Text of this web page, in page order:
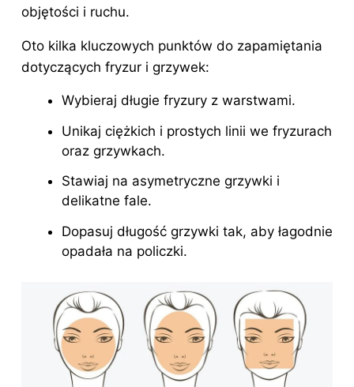
objętości i ruchu.
Oto kilka kluczowych punktów do zapamiętania
dotyczących fryzur i grzywek:
Wybieraj długie fryzury z warstwami.
Unikaj ciężkich i prostych linii we fryzurach
oraz grzywkach.
Stawiaj na asymetryczne grzywki i
delikatne fale.
Dopasuj długość grzywki tak, aby łagodnie
opadała na policzki.